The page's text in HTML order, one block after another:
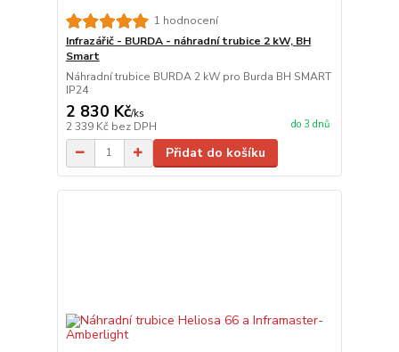
1 hodnocení
Infrazářič - BURDA - náhradní trubice 2 kW, BH
Smart
Náhradní trubice BURDA 2 kW pro Burda BH SMART
IP24
2 830 Kč/ks
2 339 Kč bez DPH do 3 dnů
Přidat do košíku